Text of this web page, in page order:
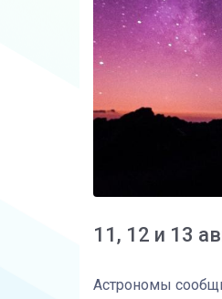
11, 12 и 13
Астрономы